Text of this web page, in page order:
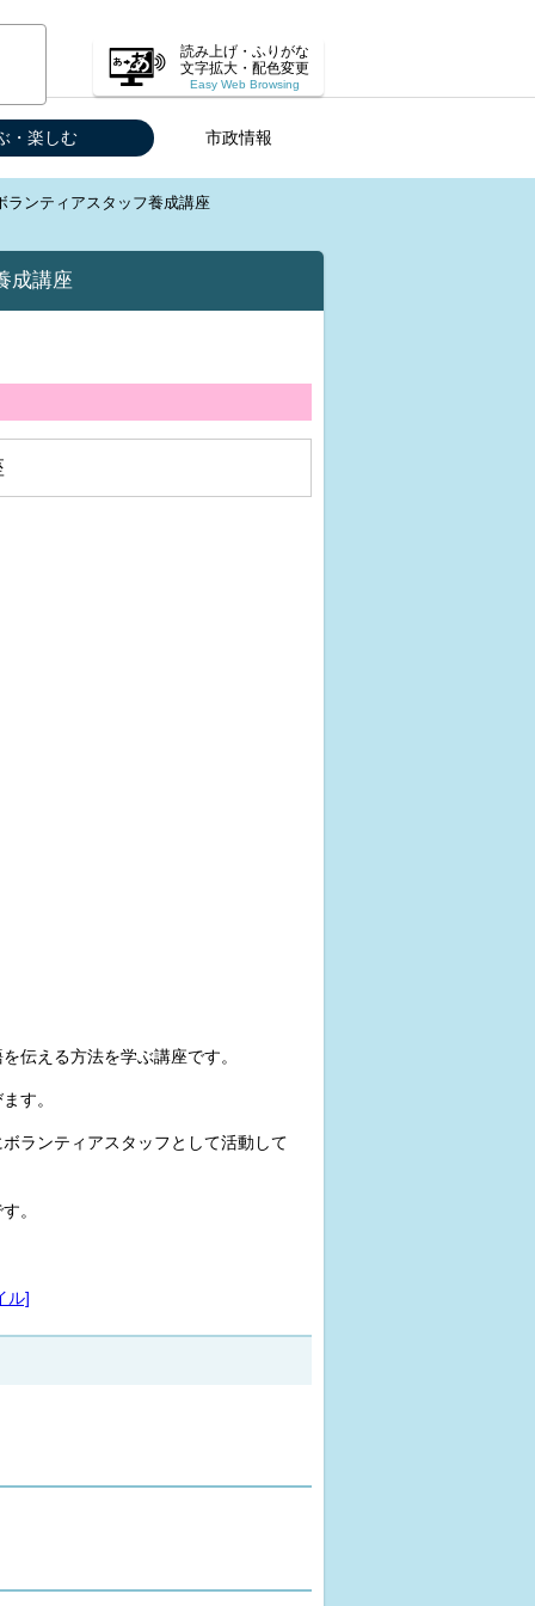
読み上げ・ふりがな
文字拡大・配色変更
Easy Web Browsing
・楽しむ 市政情報
ランティアスタッフ養成講座
成講座
伝える方法を学ぶ講座です。
す。
ランティアスタッフとして活動して
。
ル]